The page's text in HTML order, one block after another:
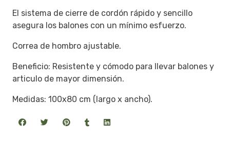
El sistema de cierre de cordón rápido y sencillo
asegura los balones con un mínimo esfuerzo.
Correa de hombro ajustable.
Beneficio: Resistente y cómodo para llevar balones y
articulo de mayor dimensión.
Medidas: 100x80 cm (largo x ancho).